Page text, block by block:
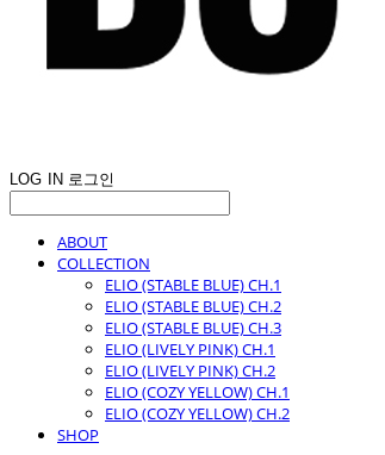
LOG IN 로그인
ABOUT
COLLECTION
ELIO (STABLE BLUE) CH.1
ELIO (STABLE BLUE) CH.2
ELIO (STABLE BLUE) CH.3
ELIO (LIVELY PINK) CH.1
ELIO (LIVELY PINK) CH.2
ELIO (COZY YELLOW) CH.1
ELIO (COZY YELLOW) CH.2
SHOP